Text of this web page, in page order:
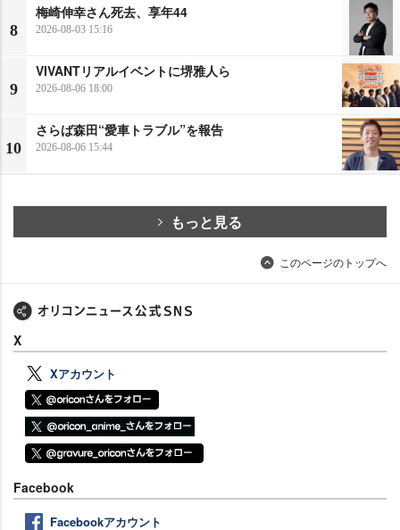
8
梅崎伸幸さん死去、享年44
2026-08-03 15:16
9
VIVANTリアルイベントに堺雅人ら
2026-08-06 18:00
10
さらば森田“愛車トラブル”を報告
2026-08-06 15:44
もっと見る
このページのトップへ
X
Xアカウント
Facebook
Facebookアカウント